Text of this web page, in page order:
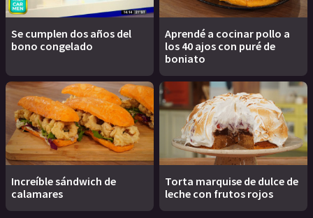
Se cumplen dos años del
bono congelado
Aprendé a cocinar pollo a
los 40 ajos con puré de
boniato
Increíble sándwich de
calamares
Torta marquise de dulce de
leche con frutos rojos